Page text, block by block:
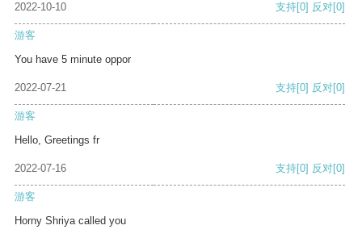
2022-10-10 支持[0] 反对[0]
游客
You have 5 minute oppor
2022-07-21 支持[0] 反对[0]
游客
Hello, Greetings fr
2022-07-16 支持[0] 反对[0]
游客
Horny Shriya called you